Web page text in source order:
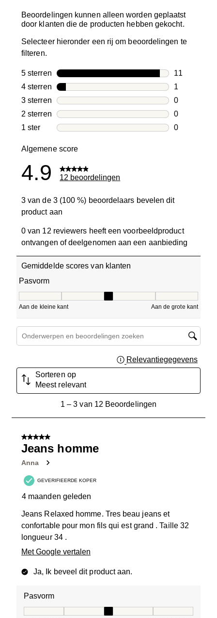
Beoordelingen kunnen alleen worden geplaatst
door klanten die de producten hebben gekocht.
Selecteer hieronder een rij om beoordelingen te
filteren.
5 sterren sterren
11
11
4 sterren sterren
1
1
3 sterren sterren
0
0
2 sterren sterren
0
0
1 ster sterren
0
Algemene score
4.9 12 beoordelingen
3 van de 3 (100 %) beoordelaars bevelen dit
product aan
0 van 12 reviewers heeft een voorbeeldproduct
ontvangen of deelgenomen aan een aanbieding
Gemiddelde scores van klanten
Pasvorm
Aan de kleine kant Aan de grote kant
Onderwerpen en beoordelingen zoeken per regio
Relevantiegegevens
Sorteren op
Meest relevant
van
Beoordelingen.
1 – 3 van 12 Beoordelingen
5 van 5 sterren.
Jeans homme
Anna
GEVERIFIEERDE KOPER
4 maanden geleden
Jeans Relaxed homme. Tres beau jeans et
confortable pour mon fils qui est grand . Taille 32
longueur 34 .
Met Google vertalen
Ja, Ik beveel dit product aan.
Pasvorm